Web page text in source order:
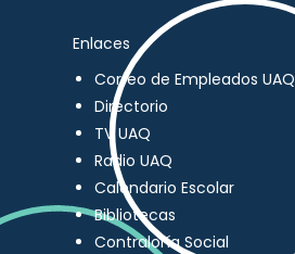
Enlaces
Correo de Empleados UAQ
Directorio
TV UAQ
Radio UAQ
Calendario Escolar
Bibliotecas
Contraloría Social